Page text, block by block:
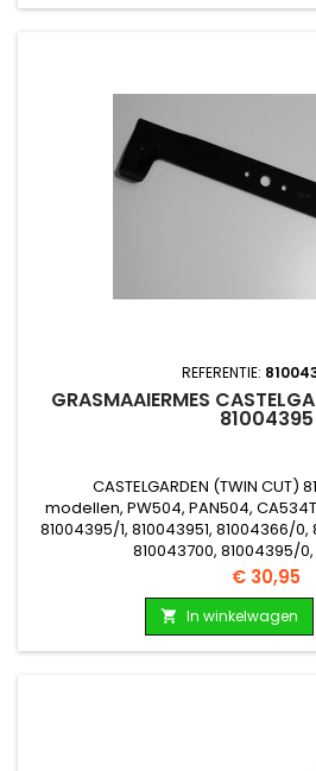
REFERENTIE:
GRASMAAIERMES
81004395
CASTELGARDEN (TWIN CUT)
modellen, PW504, PAN504,
81004395/1, 810043951, 81004366/
810043700, 81004395/
Prijs
€ 30,95
 In winkelwagen